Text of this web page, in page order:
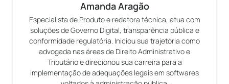
Amanda Aragão
Especialista de Produto e redatora técnica, atua com
soluções de Governo Digital, transparência pública e
conformidade regulatória. Iniciou sua trajetória como
advogada nas áreas de Direito Administrativo e
Tributário e direcionou sua carreira para a
implementação de adequações legais em softwares